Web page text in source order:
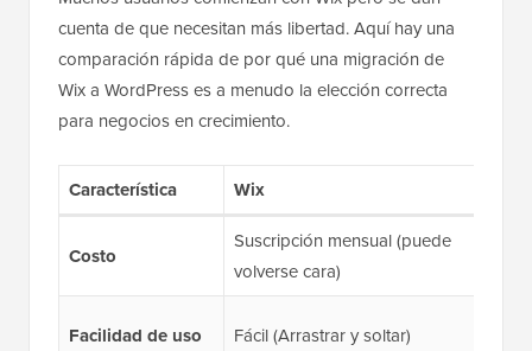
cuenta de que necesitan más libertad. Aquí hay una
comparación rápida de por qué una migración de
Wix a WordPress es a menudo la elección correcta
para negocios en crecimiento.
Característica Wix
Costo
Suscripción mensual (puede
volverse cara)
Facilidad de uso Fácil (Arrastrar y soltar)